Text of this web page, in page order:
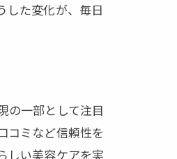
した変化が、毎日
の一部として注目
コミなど信頼性を
しい美容ケアを実